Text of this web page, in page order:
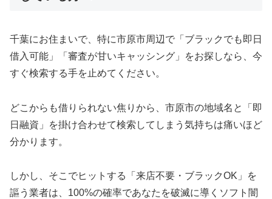
千葉にお住まいで、特に市原市周辺で「ブラックでも即日
借入可能」「審査が甘いキャッシング」をお探しなら、今
すぐ検索する手を止めてください。
どこからも借りられない焦りから、市原市の地域名と「即
日融資」を掛け合わせて検索してしまう気持ちは痛いほど
分かります。
しかし、そこでヒットする「来店不要・ブラックOK」を
謳う業者は、100%の確率であなたを破滅に導くソフト闇